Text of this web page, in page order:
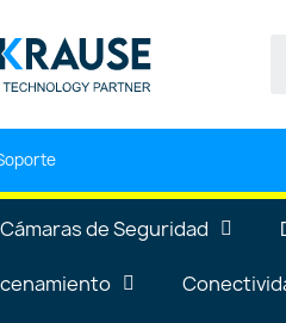
Cámaras de Seguridad